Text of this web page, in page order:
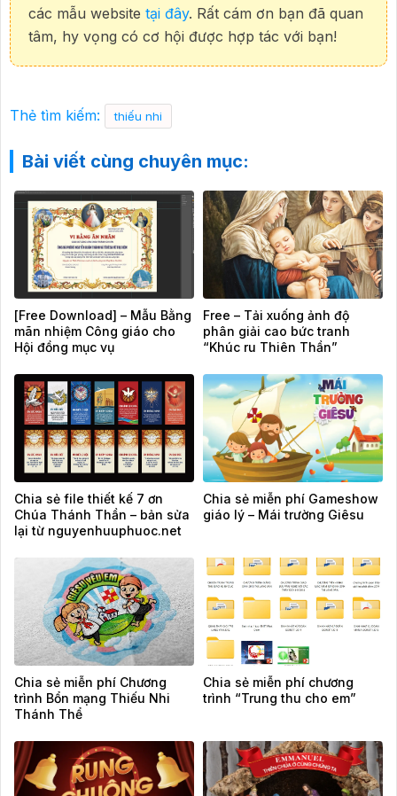
các mẫu website tại đây. Rất cám ơn bạn đã quan
tâm, hy vọng có cơ hội được hợp tác với bạn!
Thẻ tìm kiếm: thiếu nhi
Bài viết cùng chuyên mục:
[Free Download] – Mẫu Bằng
mãn nhiệm Công giáo cho
Hội đồng mục vụ
Free – Tải xuống ảnh độ
phân giải cao bức tranh
“Khúc ru Thiên Thần”
Chia sẻ file thiết kế 7 ơn
Chúa Thánh Thần – bản sửa
lại từ nguyenhuuphuoc.net
Chia sẻ miễn phí Gameshow
giáo lý – Mái trường Giêsu
Chia sẻ miễn phí Chương
trình Bổn mạng Thiếu Nhi
Thánh Thể
Chia sẻ miễn phí chương
trình “Trung thu cho em”